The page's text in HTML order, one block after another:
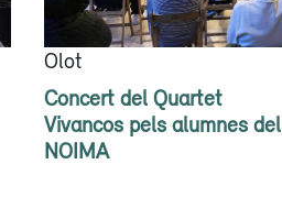
Olot
Concert del Quartet
Vivancos pels alumnes del
NOIMA